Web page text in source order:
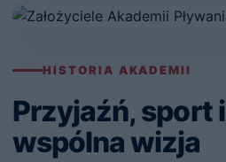
HISTORIA AKADEMII
Przyjaźń, sport i
wspólna wizja